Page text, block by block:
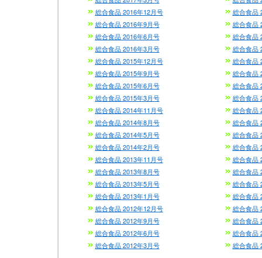
総合食品 2016年12月号
総合食品
総合食品 2016年9月号
総合食品
総合食品 2016年6月号
総合食品
総合食品 2016年3月号
総合食品
総合食品 2015年12月号
総合食品
総合食品 2015年9月号
総合食品
総合食品 2015年6月号
総合食品
総合食品 2015年3月号
総合食品
総合食品 2014年11月号
総合食品
総合食品 2014年8月号
総合食品
総合食品 2014年5月号
総合食品
総合食品 2014年2月号
総合食品
総合食品 2013年11月号
総合食品
総合食品 2013年8月号
総合食品
総合食品 2013年5月号
総合食品
総合食品 2013年1月号
総合食品
総合食品 2012年12月号
総合食品
総合食品 2012年9月号
総合食品
総合食品 2012年6月号
総合食品
総合食品 2012年3月号
総合食品